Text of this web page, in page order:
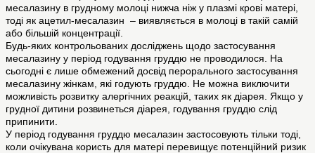
месалазину в грудному молоці нижча ніж у плазмі крові матері,
тоді як ацетил-месалазин – виявляється в молоці в такій самій
або більшій концентрації.
Будь-яких контрольованих досліджень щодо застосування
месалазину у період годування груддю не проводилося. На
сьогодні є лише обмежений досвід перорального застосування
месалазину жінкам, які годують груддю. Не можна виключити
можливість розвитку алергічних реакцій, таких як діарея. Якщо у
грудної дитини розвинеться діарея, годування груддю слід
припинити.
У період годування груддю месалазин застосовують тільки тоді,
коли очікувана користь для матері перевищує потенційний ризик